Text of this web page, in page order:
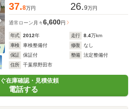
37.8万円 26.9万円
通常ローン 月々6,600円
年式 2012年 走行 8.4万km
車検
車検整備付 修復
なし
保証
保証付 整備
法定整備付
住所
千葉県野田市
在庫確認・見積依頼
電話する